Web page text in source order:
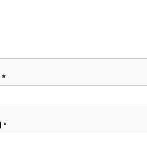
*
*